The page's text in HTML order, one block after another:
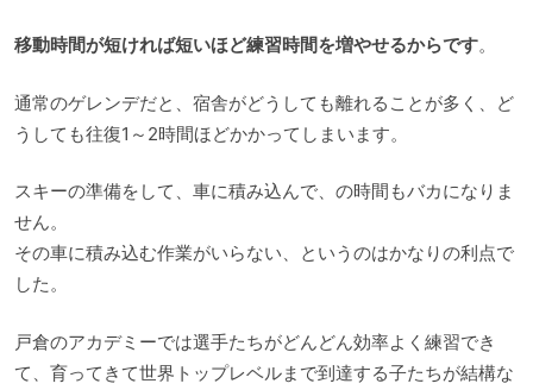
移動時間が短ければ短いほど練習時間を増やせるからです。
通常のゲレンデだと、宿舎がどうしても離れることが多く、ど
うしても往復1～2時間ほどかかってしまいます。
スキーの準備をして、車に積み込んで、の時間もバカになりま
せん。
その車に積み込む作業がいらない、というのはかなりの利点で
した。
戸倉のアカデミーでは選手たちがどんどん効率よく練習でき
て、育ってきて世界トップレベルまで到達する子たちが結構な